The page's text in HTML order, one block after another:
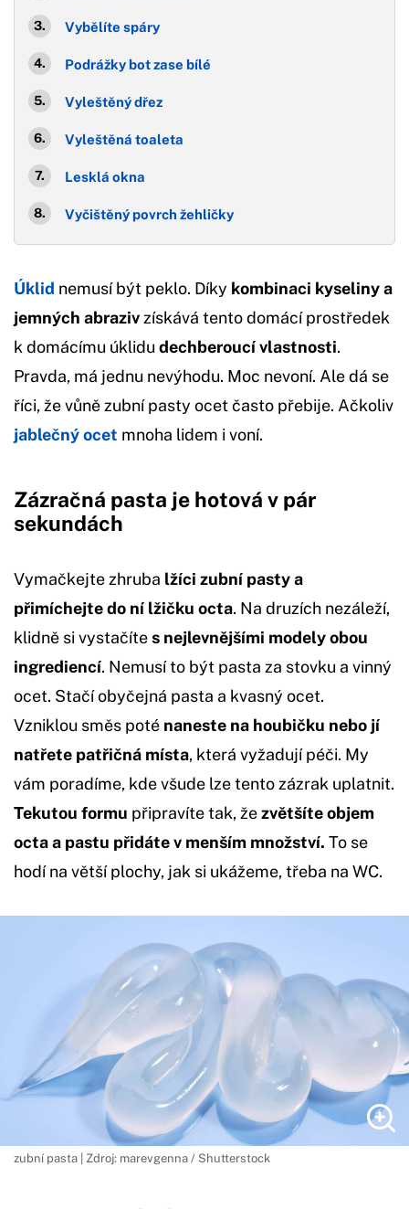
Vybělíte spáry
Podrážky bot zase bílé
Vyleštěný dřez
Vyleštěná toaleta
Lesklá okna
Vyčištěný povrch žehličky
Úklid nemusí být peklo. Díky kombinaci kyseliny a
jemných abraziv získává tento domácí prostředek
k domácímu úklidu dechberoucí vlastnosti.
Pravda, má jednu nevýhodu. Moc nevoní. Ale dá se
říci, že vůně zubní pasty ocet často přebije. Ačkoliv
jablečný ocet mnoha lidem i voní.
Zázračná pasta je hotová v pár
sekundách
Vymačkejte zhruba lžíci zubní pasty a
přimíchejte do ní lžičku octa. Na druzích nezáleží,
klidně si vystačítes nejlevnějšími modely obou
ingrediencí. Nemusí to být pasta za stovku a vinný
ocet. Stačí obyčejná pasta a kvasný ocet.
Vzniklou směs poté naneste na houbičku nebo jí
natřete patřičná místa, která vyžadují péči. My
vám poradíme, kde všude lze tento zázrak uplatnit.
Tekutou formu připravíte tak, žezvětšíte objem
octa a pastu přidáte v menším množství. To se
hodí na větší plochy, jak si ukážeme, třeba na WC.
zubní pasta | Zdroj: marevgenna / Shutterstock